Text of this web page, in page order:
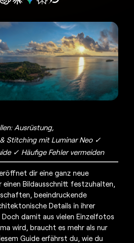
Ausrüstung,
Stitching mit Luminar Neo ✓
✓ Häufige Fehler vermeiden
dir eine ganz neue
einen Bildausschnitt festzuhalten,
beeindruckende
Details in ihrer
damit aus vielen Einzelfotos
wird, braucht es mehr als nur
Guide erfährst du, wie du